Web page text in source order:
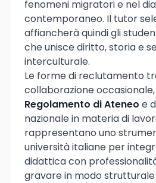
fenomeni migratori e nel
contemporaneo. Il tutor
affiancherà quindi gli
che unisce diritto, storia e
interculturale.
Le forme di reclutamento
collaborazione
Regolamento di Ateneo e
nazionale in materia di
rappresentano uno
università italiane per
didattica con
gravare in modo strutturale